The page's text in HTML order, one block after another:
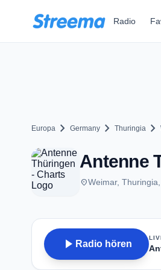
Radio
Europa chevron_right Germany chevron_right Thuringia chevron_right
Antenne
placeWeimar,
play_arrow Radio hören